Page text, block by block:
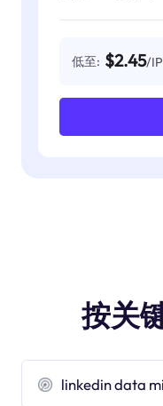
低至: $2.45/IP
按关
linkedin data